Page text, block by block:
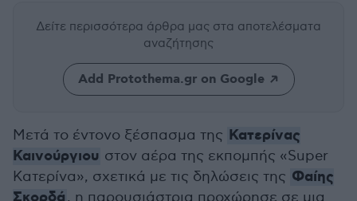
Δείτε περισσότερα άρθρα μας στα αποτελέσματα
αναζήτησης
Add Protothema.gr on Google
Μετά το έντονο ξέσπασμα της Κατερίνας
Καινούργιου στον αέρα της εκπομπής «Super
Κατερίνα», σχετικά με τις δηλώσεις της Φαίης
, η παρουσιάστρια προχώρησε σε μια